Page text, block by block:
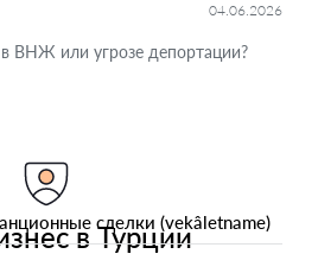
04.06.2026
ВНЖ или угрозе депортации?
сделки (vekâletname)
в Турции